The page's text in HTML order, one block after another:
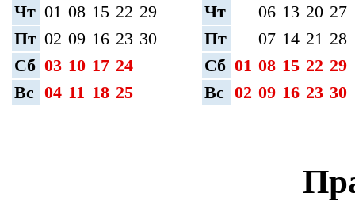
Чт 01 08 15 22 29
Пт 02 09 16 23 30
Сб 03 10 17 24
Вс 04 11 18 25
Чт
06 13 20 27
Пт
07 14 21 28
Сб 01 08 15 22 29
Вс 02 09 16 23 30